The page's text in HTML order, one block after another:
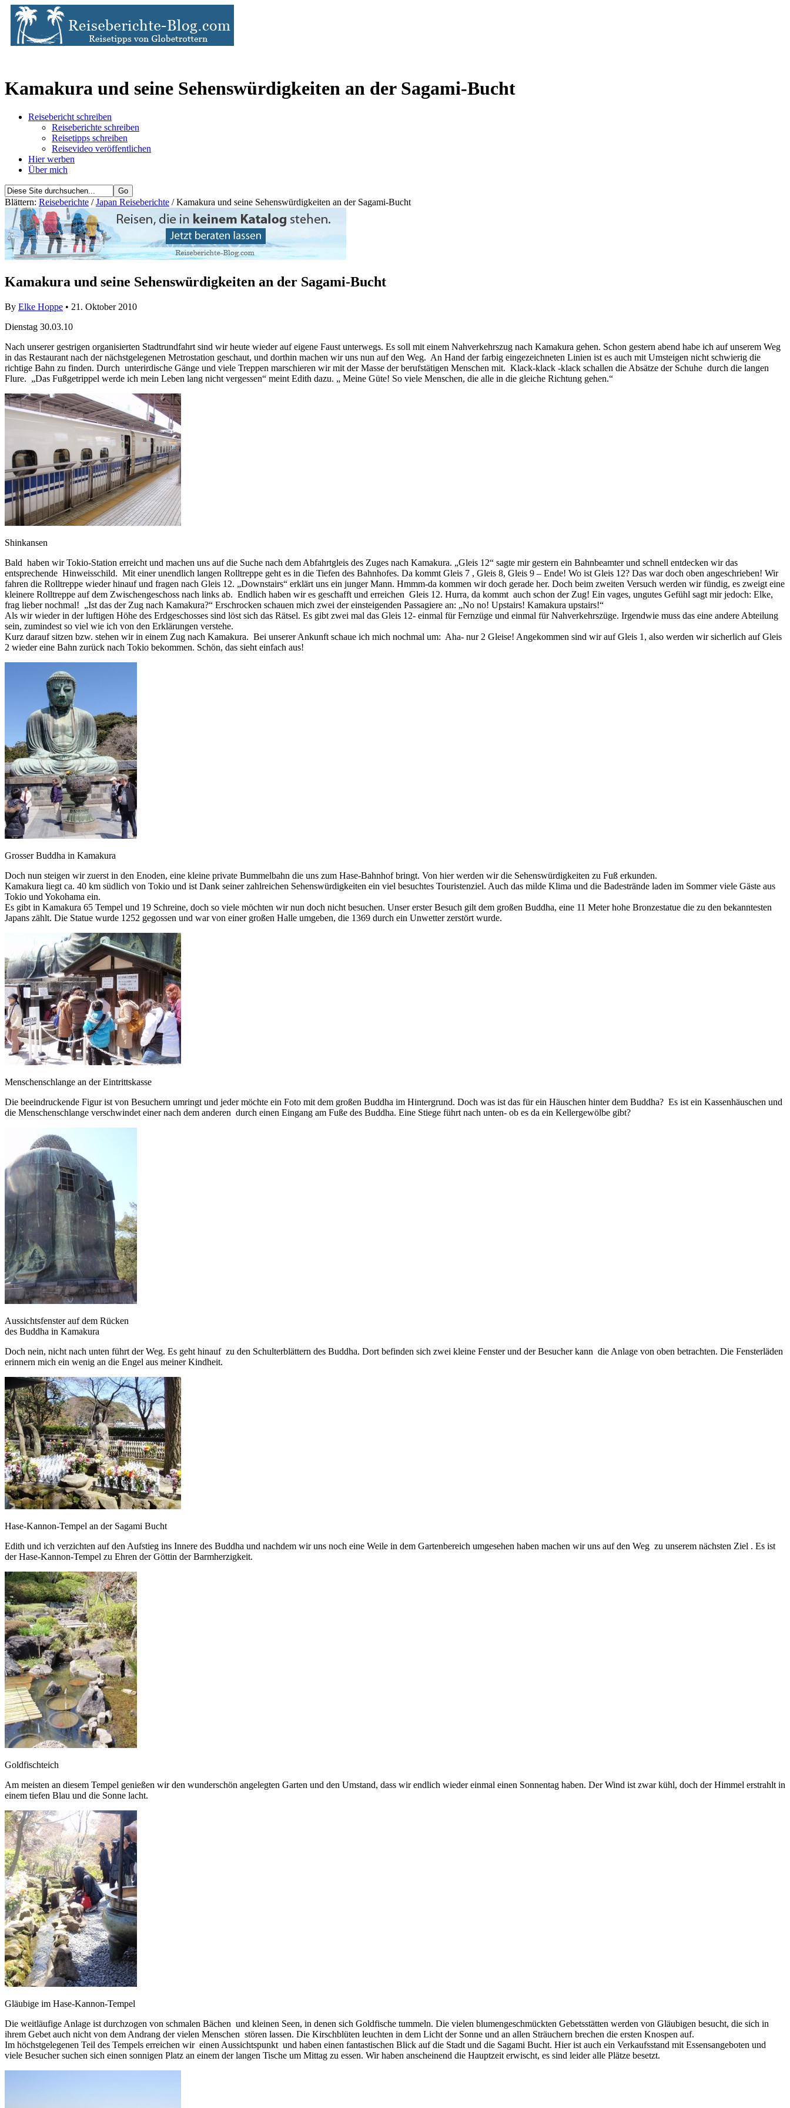
Kamakura und seine Sehenswürdigkeiten an der Sagami-Bucht
Reisebericht schreiben
Reiseberichte schreiben
Reisetipps schreiben
Reisevideo veröffentlichen
Hier werben
Über mich
Blättern: Reiseberichte /Japan Reiseberichte / Kamakura und seine Sehenswürdigkeiten an der Sagami-Bucht
Kamakura und seine Sehenswürdigkeiten an der Sagami-Bucht
By Elke Hoppe • 21. Oktober 2010
Dienstag 30.03.10
Nach unserer gestrigen organisierten Stadtrundfahrt sind wir heute wieder auf eigene Faust unterwegs. Es soll mit einem Nahverkehrszug nach Kamakura gehen. Schon gestern abend habe ich auf unserem Weg
in das Restaurant nach der nächstgelegenen Metrostation geschaut, und dorthin machen wir uns nun auf den Weg. An Hand der farbig eingezeichneten Linien ist es auch mit Umsteigen nicht schwierig die
richtige Bahn zu finden. Durch unterirdische Gänge und viele Treppen marschieren wir mit der Masse der berufstätigen Menschen mit. Klack-klack -klack schallen die Absätze der Schuhe durch die langen
Flure. „Das Fußgetrippel werde ich mein Leben lang nicht vergessen“ meint Edith dazu. „ Meine Güte! So viele Menschen, die alle in die gleiche Richtung gehen.“
Shinkansen
Bald haben wir Tokio-Station erreicht und machen uns auf die Suche nach dem Abfahrtgleis des Zuges nach Kamakura. „Gleis 12“ sagte mir gestern ein Bahnbeamter und schnell entdecken wir das
entsprechende Hinweisschild. Mit einer unendlich langen Rolltreppe geht es in die Tiefen des Bahnhofes. Da kommt Gleis 7 , Gleis 8, Gleis 9 – Ende! Wo ist Gleis 12? Das war doch oben angeschrieben! Wir
fahren die Rolltreppe wieder hinauf und fragen nach Gleis 12. „Downstairs“ erklärt uns ein junger Mann. Hmmm-da kommen wir doch gerade her. Doch beim zweiten Versuch werden wir fündig, es zweigt eine
kleinere Rolltreppe auf dem Zwischengeschoss nach links ab. Endlich haben wir es geschafft und erreichen Gleis 12. Hurra, da kommt auch schon der Zug! Ein vages, ungutes Gefühl sagt mir jedoch: Elke,
frag lieber nochmal! „Ist das der Zug nach Kamakura?“ Erschrocken schauen mich zwei der einsteigenden Passagiere an: „No no! Upstairs! Kamakura upstairs!“
Als wir wieder in der luftigen Höhe des Erdgeschosses sind löst sich das Rätsel. Es gibt zwei mal das Gleis 12- einmal für Fernzüge und einmal für Nahverkehrszüge. Irgendwie muss das eine andere Abteilung
sein, zumindest so viel wie ich von den Erklärungen verstehe.
Kurz darauf sitzen bzw. stehen wir in einem Zug nach Kamakura. Bei unserer Ankunft schaue ich mich nochmal um: Aha- nur 2 Gleise! Angekommen sind wir auf Gleis 1, also werden wir sicherlich auf Gleis
2 wieder eine Bahn zurück nach Tokio bekommen. Schön, das sieht einfach aus!
Grosser Buddha in Kamakura
Doch nun steigen wir zuerst in den Enoden, eine kleine private Bummelbahn die uns zum Hase-Bahnhof bringt. Von hier werden wir die Sehenswürdigkeiten zu Fuß erkunden.
Kamakura liegt ca. 40 km südlich von Tokio und ist Dank seiner zahlreichen Sehenswürdigkeiten ein viel besuchtes Touristenziel. Auch das milde Klima und die Badestrände laden im Sommer viele Gäste aus
Tokio und Yokohama ein.
Es gibt in Kamakura 65 Tempel und 19 Schreine, doch so viele möchten wir nun doch nicht besuchen. Unser erster Besuch gilt dem großen Buddha, eine 11 Meter hohe Bronzestatue die zu den bekanntesten
Japans zählt. Die Statue wurde 1252 gegossen und war von einer großen Halle umgeben, die 1369 durch ein Unwetter zerstört wurde.
Menschenschlange an der Eintrittskasse
Die beeindruckende Figur ist von Besuchern umringt und jeder möchte ein Foto mit dem großen Buddha im Hintergrund. Doch was ist das für ein Häuschen hinter dem Buddha? Es ist ein Kassenhäuschen und
die Menschenschlange verschwindet einer nach dem anderen durch einen Eingang am Fuße des Buddha. Eine Stiege führt nach unten- ob es da ein Kellergewölbe gibt?
Aussichtsfenster auf dem Rücken
des Buddha in Kamakura
Doch nein, nicht nach unten führt der Weg. Es geht hinauf zu den Schulterblättern des Buddha. Dort befinden sich zwei kleine Fenster und der Besucher kann die Anlage von oben betrachten. Die Fensterläden
erinnern mich ein wenig an die Engel aus meiner Kindheit.
Hase-Kannon-Tempel an der Sagami Bucht
Edith und ich verzichten auf den Aufstieg ins Innere des Buddha und nachdem wir uns noch eine Weile in dem Gartenbereich umgesehen haben machen wir uns auf den Weg zu unserem nächsten Ziel . Es ist
der Hase-Kannon-Tempel zu Ehren der Göttin der Barmherzigkeit.
Goldfischteich
Am meisten an diesem Tempel genießen wir den wunderschön angelegten Garten und den Umstand, dass wir endlich wieder einmal einen Sonnentag haben. Der Wind ist zwar kühl, doch der Himmel erstrahlt in
einem tiefen Blau und die Sonne lacht.
Gläubige im Hase-Kannon-Tempel
Die weitläufige Anlage ist durchzogen von schmalen Bächen und kleinen Seen, in denen sich Goldfische tummeln. Die vielen blumengeschmückten Gebetsstätten werden von Gläubigen besucht, die sich in
ihrem Gebet auch nicht von dem Andrang der vielen Menschen stören lassen. Die Kirschblüten leuchten in dem Licht der Sonne und an allen Sträuchern brechen die ersten Knospen auf.
Im höchstgelegenen Teil des Tempels erreichen wir einen Aussichtspunkt und haben einen fantastischen Blick auf die Stadt und die Sagami Bucht. Hier ist auch ein Verkaufsstand mit Essensangeboten und
viele Besucher suchen sich einen sonnigen Platz an einem der langen Tische um Mittag zu essen. Wir haben anscheinend die Hauptzeit erwischt, es sind leider alle Plätze besetzt.